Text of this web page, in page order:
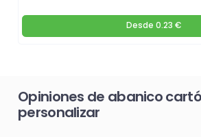
Desde 0.23 €
Opiniones de abanico
personalizar